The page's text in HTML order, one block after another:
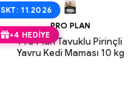
SKT: 11.2026
+4 HEDIYE
PRO PLAN
Pro Plan Tavuklu Pirinçli
Yavru Kedi Maması 10 kg